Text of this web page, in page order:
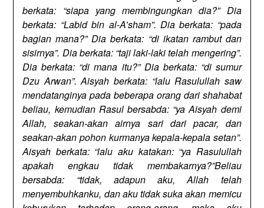
berkata: “siapa yang membingungkan dia?” Dia
berkata: “Labid bin al-A’sham”. Dia berkata: “pada
bagian mana?” Dia berkata: “di ikatan rambut dan
sisirnya”. Dia berkata: “taji laki-laki telah mengering”.
Dia berkata: “di mana itu?” Dia berkata: “di sumur
Dzu Arwan”. Aisyah berkata: “lalu Rasulullah saw
mendatanginya pada beberapa orang dari shahabat
beliau, kemudian Rasul bersabda: “ya Aisyah demi
Allah, seakan-akan airnya sari dari pacar, dan
seakan-akan pohon kurmanya kepala-kepala setan”.
Aisyah berkata: “lalu aku katakan: “ya Rasulullah
apakah engkau tidak membakarnya?”Beliau
bersabda: “tidak, adapun aku, Allah telah
menyembuhkanku, dan aku tidak suka akan memicu